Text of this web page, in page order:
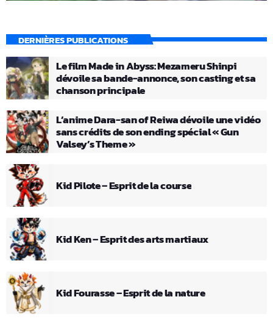
DERNIÈRES PUBLICATIONS
Le film Made in Abyss: Mezameru Shinpi
dévoile sa bande-annonce, son casting et sa
chanson principale
L’anime Dara-san of Reiwa dévoile une vidéo
sans crédits de son ending spécial « Gun
Valsey’s Theme »
Kid Pilote – Esprit de la course
Kid Ken – Esprit des arts martiaux
Kid Fourasse – Esprit de la nature